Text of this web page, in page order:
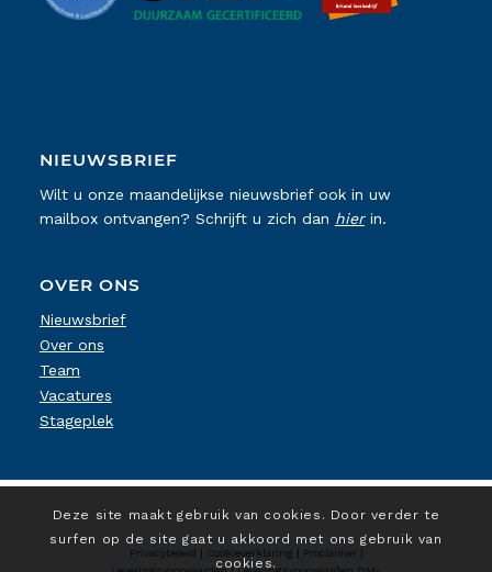
NIEUWSBRIEF
Wilt u onze maandelijkse nieuwsbrief ook in uw
mailbox ontvangen? Schrijft u zich dan hierin.
OVER ONS
Nieuwsbrief
Over ons
Team
Vacatures
Stageplek
Privacybeleid Cookieverklaring Proclaimer|
Deze site maakt gebruik van cookies. Door verder te
surfen op de site gaat u akkoord met ons gebruik van
cookies.